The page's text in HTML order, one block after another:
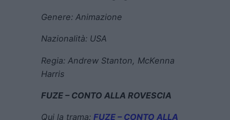
Genere: Animazione
Nazionalità: USA
Regia: Andrew Stanton, McKenna
Harris
FUZE – CONTO ALLA ROVESCIA
Qui la trama: FUZE – CONTO ALLA